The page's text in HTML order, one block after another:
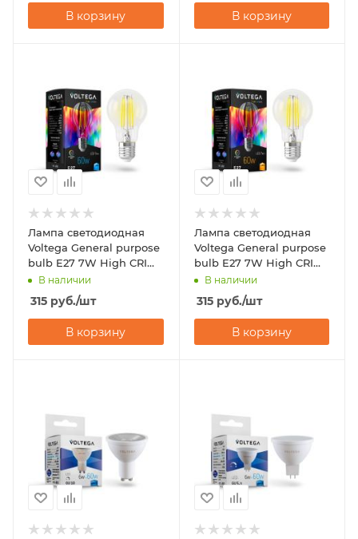
В корзину В корзину
Лампа светодиодная
Voltega General purpose
bulb E27 7W High CRI
7155В наличии
315 руб./шт
В корзину
Лампа светодиодная
Voltega General purpose
bulb E27 7W High CRI
7154В наличии
315руб./шт
В корзину